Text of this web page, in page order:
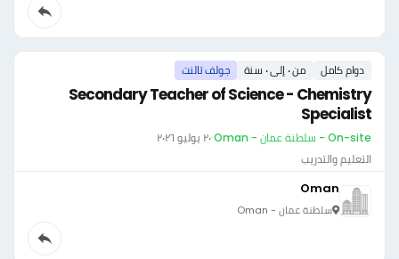
دوام كامل من ٠ إلى ٠ سنة جولف تالنت
Secondary Teacher of Science - Chemistry
Specialist
On-site - سلطنة عمان - Oman ·٢٠ يوليو ٢٠٢٦
التعليم والتدريب
Oman
سلطنة عمان - Oman